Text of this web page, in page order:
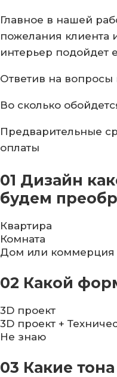
Главное в нашей
пожелания клиента
интерьер подойдет
Ответив на вопросы
Во сколько
Предварительные
оплаты
01 Дизайн
будем
Квартира
Комната
Дом или коммерция
02 Какой
3D проект
3D проект +
Не знаю
03 Какие